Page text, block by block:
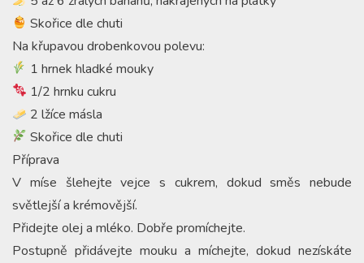
Skořice dle chuti
Na křupavou drobenkovou polevu:
1 hrnek hladké mouky
1/2 hrnku cukru
2 lžíce másla
Skořice dle chuti
Příprava
V míse šlehejte vejce s cukrem, dokud směs nebude
světlejší a krémovější.
Přidejte olej a mléko. Dobře promíchejte.
Postupně přidávejte mouku a míchejte, dokud nezískáte